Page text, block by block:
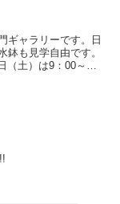
ギャラリーです。日
鉢も見学自由です。
（土）は9：00～